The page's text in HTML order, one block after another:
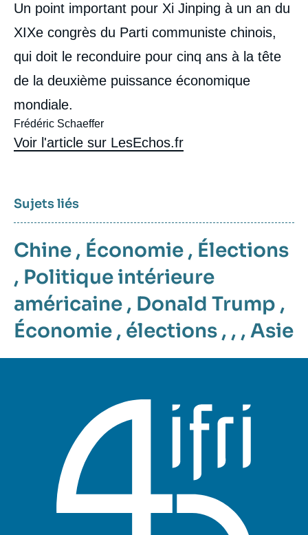
Un point important pour Xi Jinping à un an du
XIXe congrès du Parti communiste chinois,
qui doit le reconduire pour cinq ans à la tête
de la deuxième puissance économique
mondiale.
Frédéric Schaeffer
Voir l'article sur LesEchos.fr
Sujets liés
Chine , Économie , Élections
, Politique intérieure
américaine , Donald Trump ,
Économie , élections , , , Asie